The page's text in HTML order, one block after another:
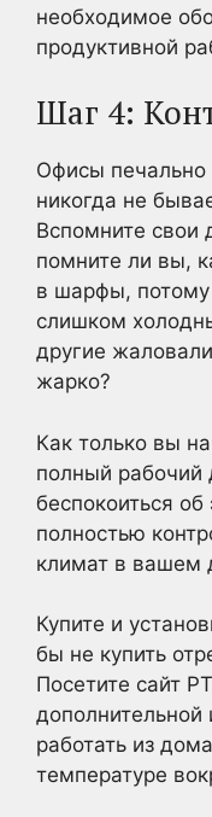
необходимое
продуктивной
Шаг 4:
Офисы печально
никогда не
Вспомните свои
помните ли вы,
в шарфы,
слишком
другие
жарко?
Как только вы
полный рабочий
беспокоиться
полностью
климат в вашем
Купите и
бы не купить
Посетите сайт
работать из
температуре